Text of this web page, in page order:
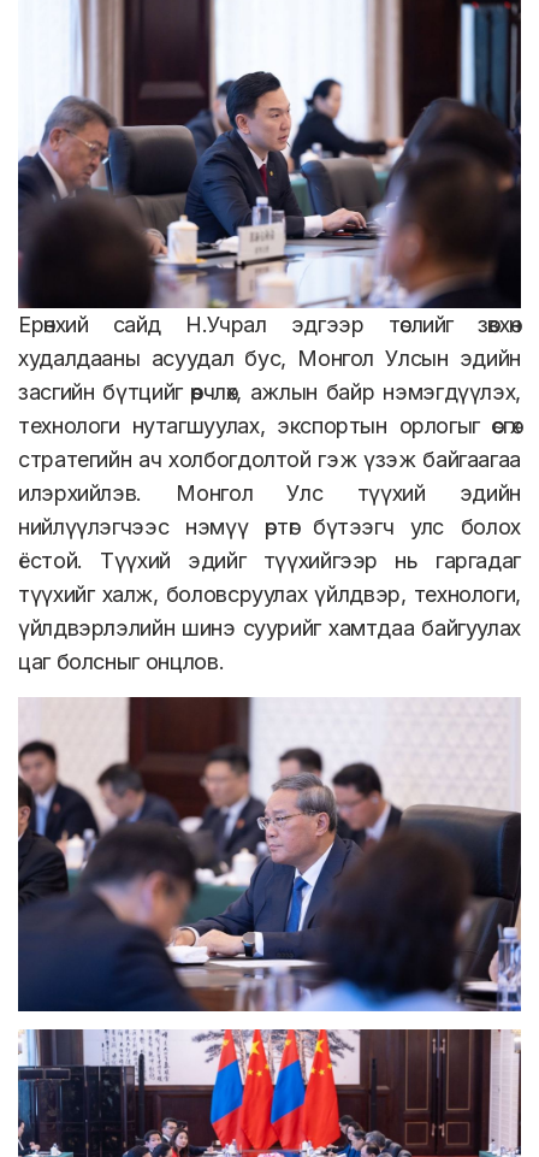
Ерөнхий сайд Н.Учрал эдгээр төслийг зөвхөн
худалдааны асуудал бус, Монгол Улсын эдийн
засгийн бүтцийг өөрчлөх, ажлын байр нэмэгдүүлэх,
технологи нутагшуулах, экспортын орлогыг өсгөх
стратегийн ач холбогдолтой гэж үзэж байгаагаа
илэрхийлэв. Монгол Улс түүхий эдийн
нийлүүлэгчээс нэмүү өртөг бүтээгч улс болох
ёстой. Түүхий эдийг түүхийгээр нь гаргадаг
түүхийг халж, боловсруулах үйлдвэр, технологи,
үйлдвэрлэлийн шинэ суурийг хамтдаа байгуулах
цаг болсныг онцлов.